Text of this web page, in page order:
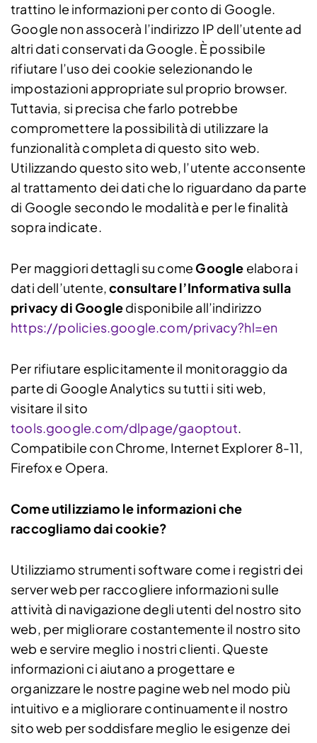
trattino le informazioni per conto di Google.
Google non assocerà l’indirizzo IP dell’utente ad
altri dati conservati da Google. È possibile
rifiutare l’uso dei cookie selezionando le
impostazioni appropriate sul proprio browser.
Tuttavia, si precisa che farlo potrebbe
compromettere la possibilità di utilizzare la
funzionalità completa di questo sito web.
Utilizzando questo sito web, l’utente acconsente
al trattamento dei dati che lo riguardano da parte
di Google secondo le modalità e per le finalità
sopra indicate.
Per maggiori dettagli su come Google elabora i
dati dell’utente,consultare l’Informativa sulla
privacy di Googledisponibile all’indirizzo
https://policies.google.com/privacy?hl=en
Per rifiutare esplicitamente il monitoraggio da
parte di Google Analytics su tutti i siti web,
visitare il sito
tools.google.com/dlpage/gaoptout.
Compatibile con Chrome, Internet Explorer 8-11,
Firefox e Opera.
Come utilizziamo le informazioni che
raccogliamo dai cookie?
Utilizziamo strumenti software come i registri dei
server web per raccogliere informazioni sulle
attività di navigazione degli utenti del nostro sito
web, per migliorare costantemente il nostro sito
web e servire meglio i nostri clienti. Queste
informazioni ci aiutano a progettare e
organizzare le nostre pagine web nel modo più
intuitivo e a migliorare continuamente il nostro
sito web per soddisfare meglio le esigenze dei